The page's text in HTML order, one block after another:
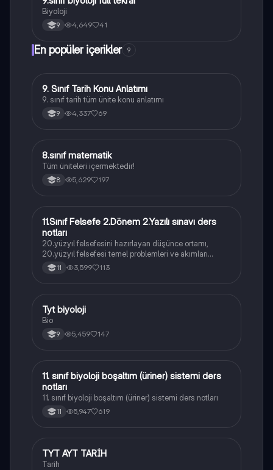
Biyoloji
9 4,649 41
En popüler içerikler 9
Tarih
9. Sınıf Tarih Konu Anlatımı
9. sınıf tarih tüm ünite konu anlatımı
9 4,337 69
Matematik
8.sınıf matematik
Tüm üniteleri içermektedir!
8 5,629 197
Felsefe
11.Sınıf Felsefe 2.Dönem 2.Yazılı sınavı ders
notları
20.yüzyıl felsefesini hazırlayan düşünce ortamı,
20.yüzyıl felsefesi temel problemleri ve akımları
konularını içermektedir
11 3,599 113
Biyoloji
Tyt biyoloji
Bio
9 5,459 147
Biyoloji
11. sınıf biyoloji boşaltım (üriner) sistemi ders
notları
11. sınıf biyoloji boşaltım (üriner) sistemi ders notları
11 5,947 619
Tarih
TYT AYT TARİH
Tarih